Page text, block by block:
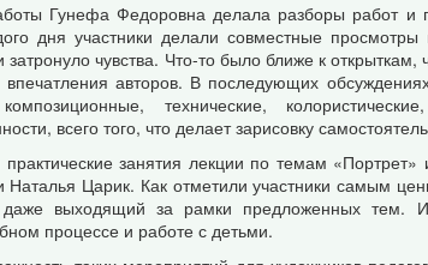
Гунефа Федоровна делала разборы работ и
дня участники делали совместные
затронуло чувства. Что-то было ближе к
авторов. В последующих
технические,
всего того, что делает зарисовку
занятия лекции по темам
Наталья Царик. Как отметили участники самым
даже выходящий за рамки предложенных тем.
процессе и работе с детьми.